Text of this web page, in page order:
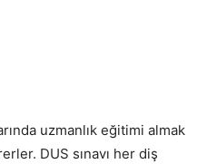
uzmanlık eğitimi almak
DUS sınavı her diş